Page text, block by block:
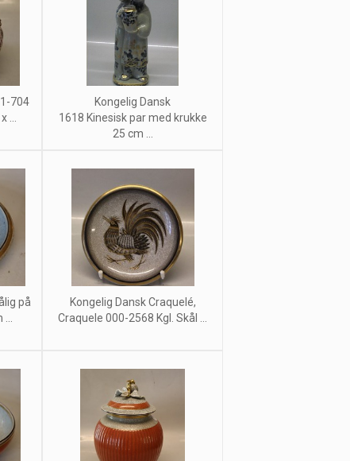
704
...
Kongelig Dansk
1618 Kinesisk par med krukke
25 cm ...
på
Kongelig Dansk Craquelé,
Craquele 000-2568 Kgl. Skål ...